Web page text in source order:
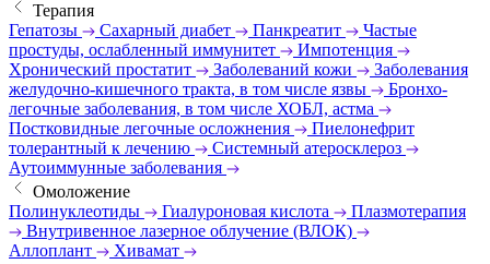
Терапия
Гепатозы
Сахарный диабет Панкреатит
Частые
простуды, ослабленный иммунитет
Импотенция
Хронический простатит
Заболеваний кожи
Заболевания
желудочно-кишечного тракта, в том числе язвы
Бронхо-
легочные заболевания, в том числе ХОБЛ, астма
Постковидные легочные осложнения
Пиелонефрит
толерантный к лечению
Системный атеросклероз
Аутоиммунные заболевания
Омоложение
Полинуклеотиды
Гиалуроновая кислота
Плазмотерапия
Внутривенное лазерное облучение (ВЛОК)
Аллоплант
Хивамат